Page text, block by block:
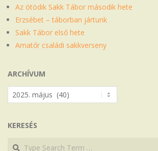
Az ötödik Sakk Tábor második hete
Erzsébet – táborban jártunk
Sakk Tábor első hete
Amatőr családi sakkverseny
ARCHÍVUM
Archívum
KERESÉS
Search
Search